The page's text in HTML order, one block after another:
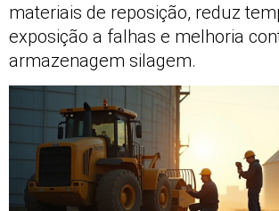
materiais de reposição, reduz
exposição a falhas e melhoria
armazenagem silagem.